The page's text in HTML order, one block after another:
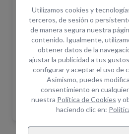
del equipo. Una vez
asesor le confirmará
¿Cuántas horas incluye el
¿Por qué alquilar en Opein?
Trabajamos primeras marcas
Más de 200 empleados para
necesitas.
Asistencia técnica in situ y
Utilizamos cookies y
terceros, de sesión o
de manera segura nuestra
contenido. Igualmente,
obtener datos de la
ajustar la publicidad a tus
configurar y aceptar el uso de
Asimismo, puedes
consentimiento en
nuestra Política de Cookies y
haciendo clic en: